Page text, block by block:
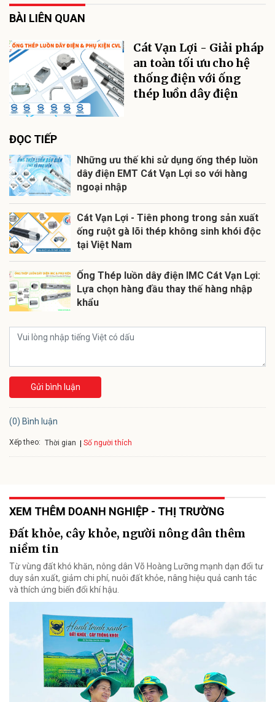
BÀI LIÊN QUAN
Cát Vạn Lợi - Giải pháp
an toàn tối ưu cho hệ
thống điện với ống
thép luồn dây điện
ĐỌC TIẾP
Những ưu thế khi sử dụng ống thép luồn
dây điện EMT Cát Vạn Lợi so với hàng
ngoại nhập
Cát Vạn Lợi - Tiên phong trong sản xuất
ống ruột gà lõi thép không sinh khói độc
tại Việt Nam
Ống Thép luồn dây điện IMC Cát Vạn Lợi:
Lựa chọn hàng đầu thay thế hàng nhập
khẩu
Gửi bình luận
(0) Bình luận
Xếp theo: Thời gian Số người thích
XEM THÊM DOANH NGHIỆP - THỊ TRƯỜNG
Đất khỏe, cây khỏe, người nông dân thêm
niềm tin
Từ vùng đất khó khăn, nông dân Võ Hoàng Lưỡng mạnh dạn đổi tư
duy sản xuất, giảm chi phí, nuôi đất khỏe, nâng hiệu quả canh tác
và thích ứng biến đổi khí hậu.